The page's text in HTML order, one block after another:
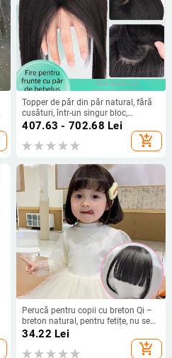
Topper de păr din păr natural, fără
cusături, într-un singur bloc,
complet lucrat manual, oferă volum
și acoperire a părului alb, breton
drept sau înclinat
407.63 - 702.68 Lei
add_shopping_cart
Perucă pentru copii cu breton Qi –
breton natural, pentru fetițe, nu se
vopsește și nu se face perm
34.22 Lei
add_shopping_cart